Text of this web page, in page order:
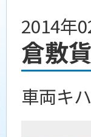
2014年
倉敷
車両キ